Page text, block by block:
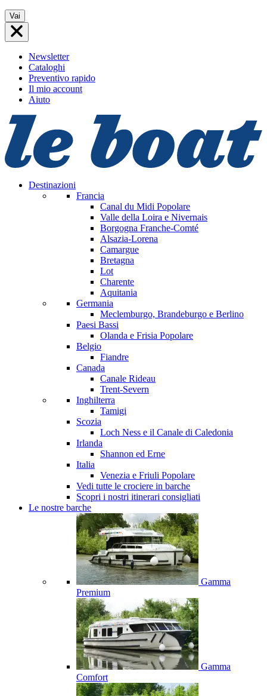
Vai
al
contenuto
Vai
Newsletter
Cataloghi
Preventivo rapido
Il mio account
Aiuto
Destinazioni
Francia
Canal du Midi Popolare
Valle della Loira e Nivernais
Borgogna Franche-Comté
Alsazia-Lorena
Camargue
Bretagna
Lot
Charente
Aquitania
Germania
Meclemburgo, Brandeburgo e Berlino
Paesi Bassi
Olanda e Frisia Popolare
Belgio
Fiandre
Canada
Canale Rideau
Trent-Severn
Inghilterra
Tamigi
Scozia
Loch Ness e il Canale di Caledonia
Irlanda
Shannon ed Erne
Italia
Venezia e Friuli Popolare
Vedi tutte le crociere in barche
Scopri i nostri itinerari consigliati
Le nostre barche
Gamma
Premium
Gamma
Comfort